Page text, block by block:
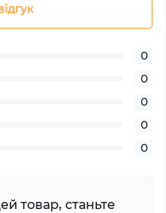
0
0
0
0
0
товар, станьте